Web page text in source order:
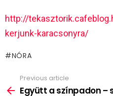
http://
kerjunk-karacsonyra/
NÓRA
more
Previous article
Együtt a színpadon –